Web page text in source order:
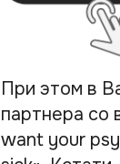
При этом в
партнера со
want your